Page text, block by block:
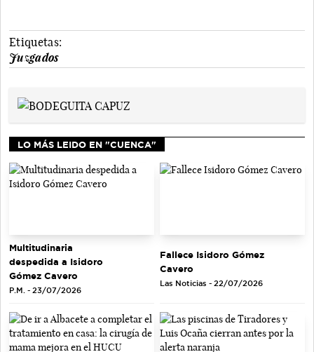
Etiquetas:
Juzgados
LO MÁS LEIDO EN "CUENCA"
Multitudinaria
despedida a Isidoro
Gómez Cavero
P.M. - 23/07/2026
Fallece Isidoro Gómez
Cavero
Las Noticias - 22/07/2026